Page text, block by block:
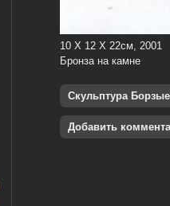
10 Х 12 Х 22см, 2001
Бронза на камне
Скульптура Борзые
Добавить